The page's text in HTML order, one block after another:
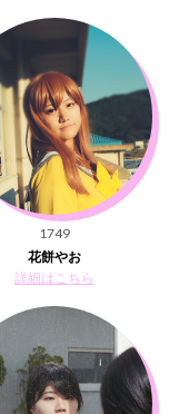
1749
花餅やお
詳細はこちら